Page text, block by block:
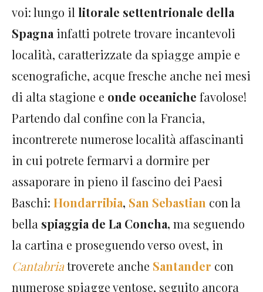
voi: lungo il litorale settentrionale della
Spagna infatti potrete trovare incantevoli
località, caratterizzate da spiagge ampie e
scenografiche, acque fresche anche nei mesi
di alta stagione e onde oceaniche favolose!
Partendo dal confine con la Francia,
incontrerete numerose località affascinanti
in cui potrete fermarvi a dormire per
assaporare in pieno il fascino dei Paesi
Baschi: Hondarribia, San Sebastian con la
bella spiaggia de La Concha, ma seguendo
la cartina e proseguendo verso ovest, in
Cantabriatroverete anche Santander con
numerose spiagge ventose, seguito ancora